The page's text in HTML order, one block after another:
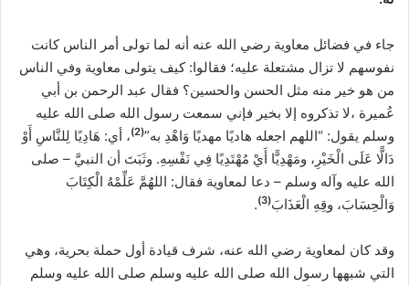
جاء في فضائل معاوية رضي الله عنه أنه لما تولى أمر الناس كانت
نفوسهم لا تزال مشتعلة عليه؛ فقالوا: كيف يتولى معاوية وفي الناس
من هو خير منه مثل الحسن والحسين؟ فقال عبد الرحمن بن أبي
عُميرة ،لا تذكروه إلا بخير فإني سمعت رسول الله صلى الله عليه
وسلم يقول: “اللهم اجعله هاديًا مهديًا وَاهْدِ به”(
2
)، أي: هَادِيًا لِلنَّاسِ أَوْ
دَالًّا عَلَى الْخَيْرِ، ومَهْدِيًّا أَيْ مُهْتَدِيًا فِي نَفْسِهِ. وثَبَتَ أن النبيَّ – صلى
الله عليه وآله وسلم – دعا لمعاوية فقال: اللهُمَّ عَلِّمْهُ الْكِتَابَ
وَالْحِسَابَ، وقِهِ الْعَذَابَ(
3
)
.
وقد كان لمعاوية رضي الله عنه، شرف قيادة أول حملة بحرية، وهي
التي شبهها رسول الله صلى الله عليه وسلم صلى الله عليه وسلم